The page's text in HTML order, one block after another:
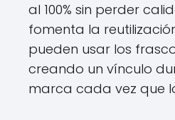
al 100% sin perder
fomenta la
pueden usar los
creando un vínculo
marca cada vez que